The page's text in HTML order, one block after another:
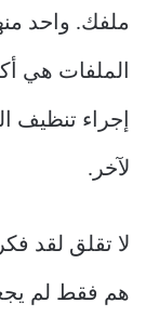
ملفك. واحد
الملفات هي
إجراء تنظيف
لآخر.
لا تقلق لقد
هم فقط لم